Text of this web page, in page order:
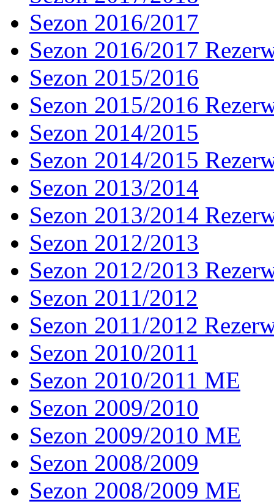
Sezon 2016/2017
Sezon 2016/2017
Sezon 2015/2016
Sezon 2015/2016
Sezon 2014/2015
Sezon 2014/2015
Sezon 2013/2014
Sezon 2013/2014
Sezon 2012/2013
Sezon 2012/2013
Sezon 2011/2012
Sezon 2011/2012
Sezon 2010/2011
Sezon 2010/2011 ME
Sezon 2009/2010
Sezon 2009/2010 ME
Sezon 2008/2009
Sezon 2008/2009 ME